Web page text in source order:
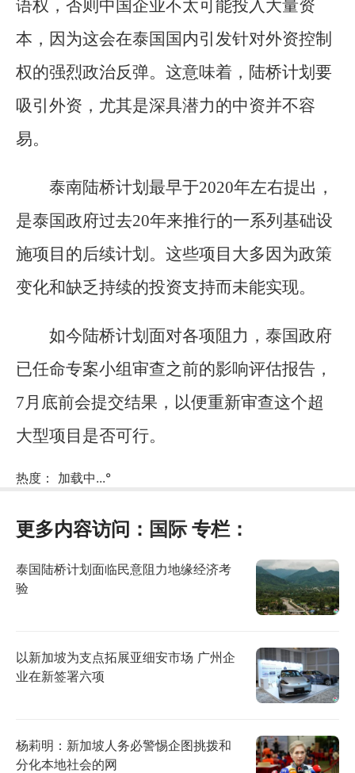
语权，否则中国企业不太可能投入大量资
本，因为这会在泰国国内引发针对外资控制
权的强烈政治反弹。这意味着，陆桥计划要
吸引外资，尤其是深具潜力的中资并不容
易。
泰南陆桥计划最早于2020年左右提出，
是泰国政府过去20年来推行的一系列基础设
施项目的后续计划。这些项目大多因为政策
变化和缺乏持续的投资支持而未能实现。
如今陆桥计划面对各项阻力，泰国政府
已任命专案小组审查之前的影响评估报告，
7月底前会提交结果，以便重新审查这个超
大型项目是否可行。
热度： 加载中...°
更多内容访问： 国际专栏：
泰国陆桥计划面临民意阻力地缘经济考
验
以新加坡为支点拓展亚细安市场 广州企
业在新签署六项
杨莉明：新加坡人务必警惕企图挑拨和
分化本地社会的网